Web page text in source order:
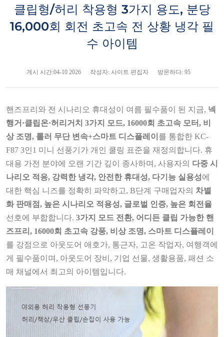
클립형/허리 착용형 3가지 용도, 분당
16,000회 회전 초고속 전 상황 냉각 필
수 아이템
게시 시간:04-10 2026 작성자: 사이트 편집자 방문하다: 95
핸즈프리와 전 시나리오 휴대성이 여름 필수품이 된 지금, 넥
행거·클립온·허리거치 3가지 모드, 16000회 초고속 모터, 비
상 조명, 롤러 무단 변속+스마트 디스플레이 를 통합한 KC-
F87 3인1 미니 선풍기가 개인 쿨링 표준을 재정의합니다. 휴
대용 가전 분야에 오랜 기간 깊이 종사하며, 사용자의 다중 시
나리오 적응, 강력한 냉각, 안전한 휴대성, 다기능 실용성에
대한 핵심 니즈를 정확히 파악하고, B단계 구매업자의 차별
화 판매점, 높은 시나리오 적용성, 글로벌 인증, 높은 회전율
선호에 부합합니다. 3가지 모드 전환, 어디든 클립 가능한 핸
즈프리, 16000회 초고속 강풍, 비상 조명, 스마트 디스플레이
를 강점으로 아웃도어 애호가, 통근자, 고온 작업자, 여행객에
게 필수품이며, 아웃도어 장비, 기업 선물, 생활용품, 패션 소
매 채널에서 최고의 아이템입니다.